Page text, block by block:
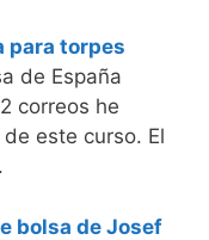
para torpes
de España
correos he
este curso. El
.
bolsa de Josef